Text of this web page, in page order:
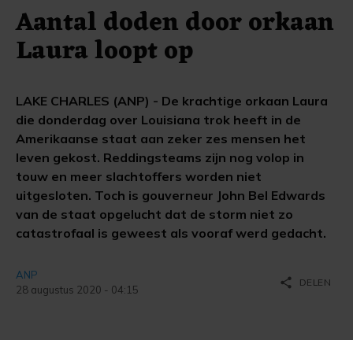
Aantal doden door orkaan
Laura loopt op
LAKE CHARLES (ANP) - De krachtige orkaan Laura
die donderdag over Louisiana trok heeft in de
Amerikaanse staat aan zeker zes mensen het
leven gekost. Reddingsteams zijn nog volop in
touw en meer slachtoffers worden niet
uitgesloten. Toch is gouverneur John Bel Edwards
van de staat opgelucht dat de storm niet zo
catastrofaal is geweest als vooraf werd gedacht.
ANP
28 augustus 2020 - 04:15
share DELEN